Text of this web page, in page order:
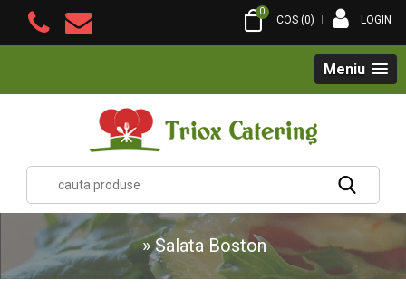
LOGIN
0
COS (0)
Meniu
»Salata Boston